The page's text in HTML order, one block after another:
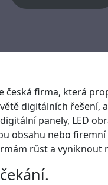
česká firma, která
digitálních řešení,
panely, LED
obsahu nebo
růst a vyniknout
čekání.